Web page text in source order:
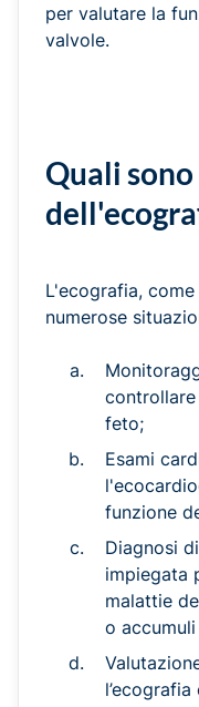
per valutare la
valvole.
Quali
L'ecografia,
numerose
feto;
Esami
funzione
Diagnosi
impiegata
malattie
o